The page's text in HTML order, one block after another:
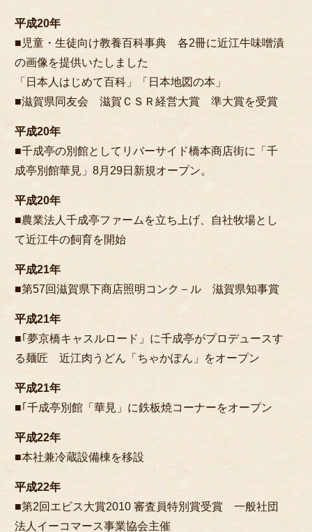
平成20年
■児童・生徒向け教養百科事典 各2冊に近江牛味噌漬
の画像を提供いたしました
「日本人はじめて百科」「日本地図の本」
■滋賀県同友会 滋賀ＣＳＲ経営大賞 準大賞を受賞
平成20年
■千成亭の別館としてリバーサイド橋本商店街に「千
成亭別館華見」8月29日新規オープン。
平成20年
■農業法人千成亭ファームを立ち上げ、自社牧場とし
て近江牛の飼育を開始
平成21年
■第57回滋賀県下商店照明コンク－ル 滋賀県知事賞
平成21年
■｢夢京橋キャスルロード」に千成亭がプロデュースす
る麺匠 近江肉うどん「ちゃかぽん」をオープン
平成21年
■｢千成亭別館「華見」に鉄板焼コーナーをオープン
平成22年
■本社兼冷蔵設備棟を移設
平成22年
■第2回エビス大賞2010 審査員特別賞受賞 一般社団
法人イーコマース事業協会主催